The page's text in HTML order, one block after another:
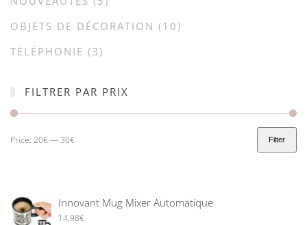
OBJETS DE DÉCORATION (10)
TÉLÉPHONIE (3)
FILTRER PAR PRIX
Filter
Price: 20€—30€
Innovant Mug Mixer Automatique
14,98€